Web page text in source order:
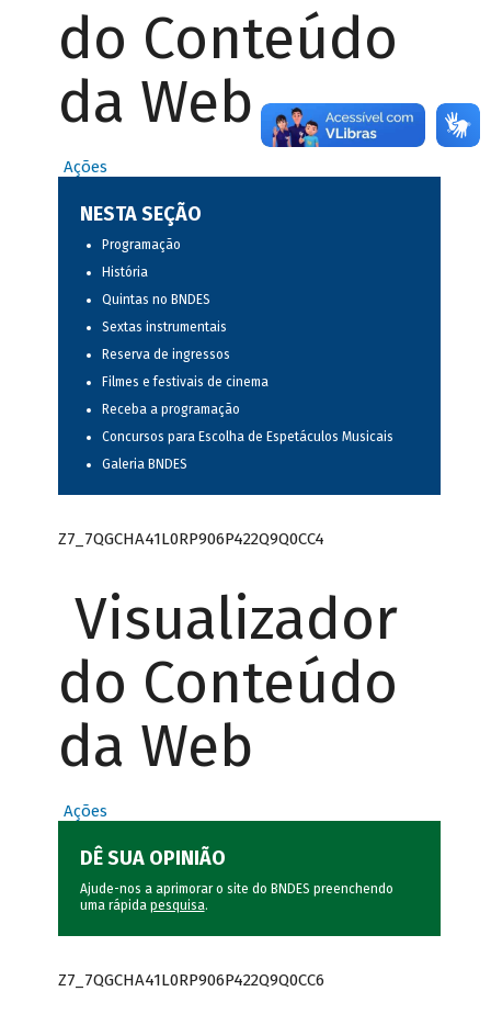
do Conteúdo
da Web
Ações
NESTA SEÇÃO
Programação
História
Quintas no BNDES
Sextas instrumentais
Reserva de ingressos
Filmes e festivais de cinema
Receba a programação
Concursos para Escolha de Espetáculos Musicais
Galeria BNDES
Z7_7QGCHA41L0RP906P422Q9Q0CC4
Visualizador
do Conteúdo
da Web
Ações
DÊ SUA OPINIÃO
Ajude-nos a aprimorar o site do BNDES preenchendo
uma rápida pesquisa.
Z7_7QGCHA41L0RP906P422Q9Q0CC6